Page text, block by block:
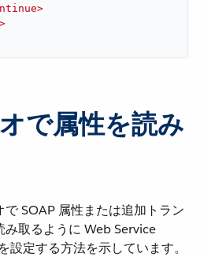
>
>
で属性を読み
SOAP 属性または追加トラン
取るように Web Service
定する方法を示しています。